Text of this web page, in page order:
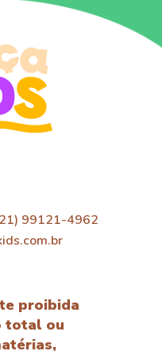
99121-4962
proibida
total ou